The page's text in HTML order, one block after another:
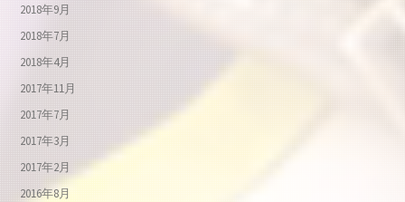
2018年9月
2018年7月
2018年4月
2017年11月
2017年7月
2017年3月
2017年2月
2016年8月